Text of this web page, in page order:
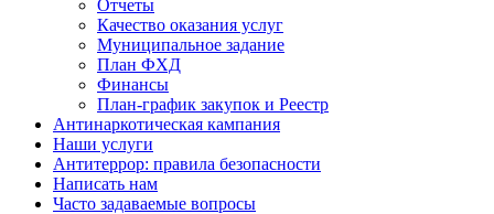
Отчеты
Качество оказания услуг
Муниципальное задание
План ФХД
Финансы
План-график закупок и Реестр
Антинаркотическая кампания
Наши услуги
Антитеррор: правила безопасности
Написать нам
Часто задаваемые вопросы